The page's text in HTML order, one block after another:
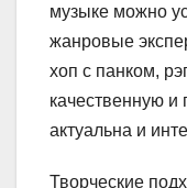
музыке можно
жанровые
хоп с панком,
качественную и
актуальна и
Творческие